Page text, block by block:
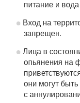
питание и
Вход на
запрещен.
Лица в
опьянения на
они могут
с